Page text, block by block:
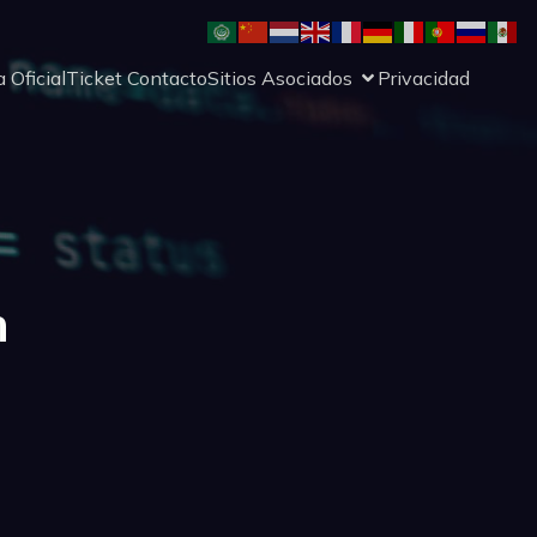
OficialTicket ContactoSitios Asociados Privacidad